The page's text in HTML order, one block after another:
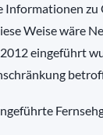
zu
Weise wäre
eingeführt